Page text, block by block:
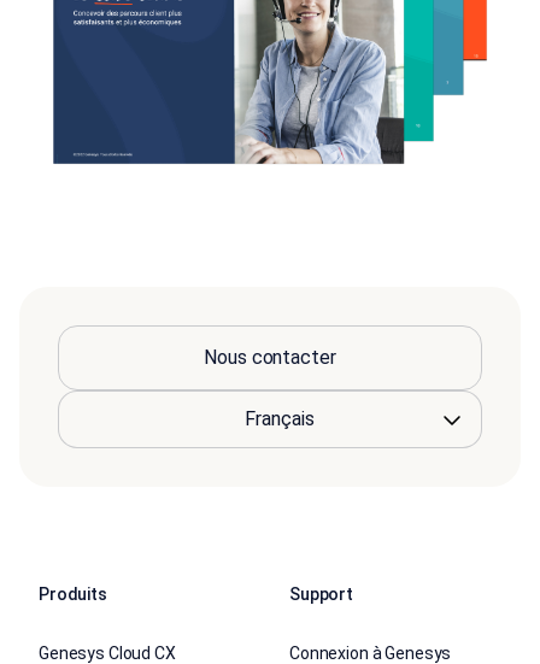
Nous contacter
Produits
Genesys Cloud CX
Support
Connexion à Genesys